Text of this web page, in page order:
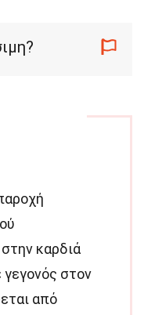
καρδιά
στον
από